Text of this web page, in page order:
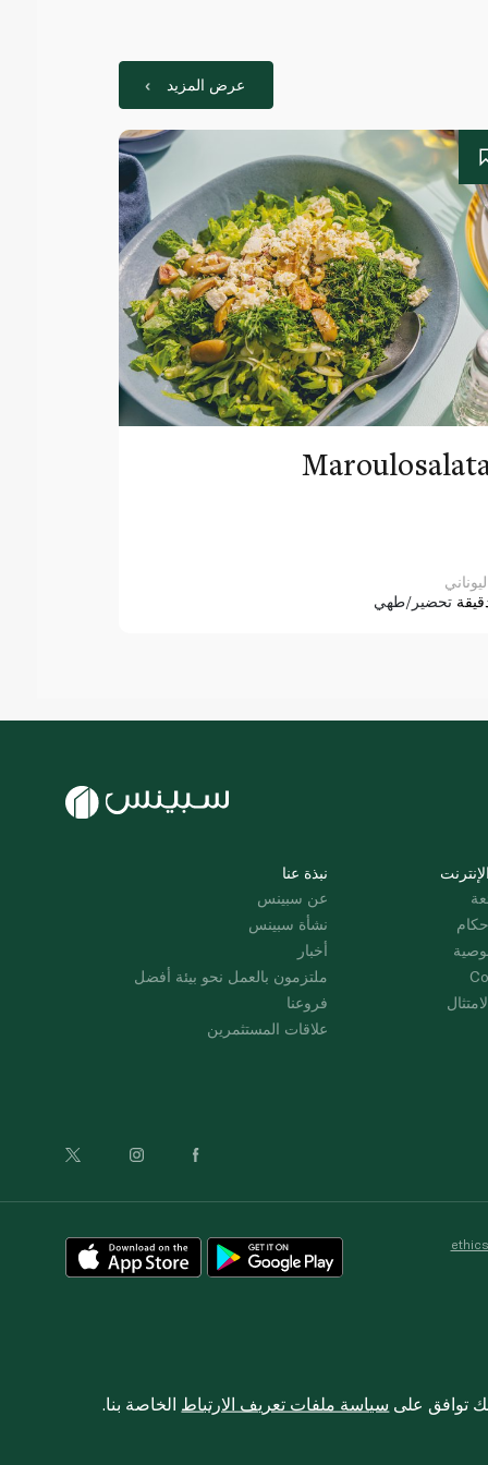
عرض المزيد
تحضير/طهي
نبذة عنا
عن سبينس
نشأة سبينس
أخبار
ملتزمون بالعمل نحو بيئة أفضل
فروعنا
علاقات المستثمرين
توافق على سياسة ملفات تعريف الارتباط الخاصة بنا.